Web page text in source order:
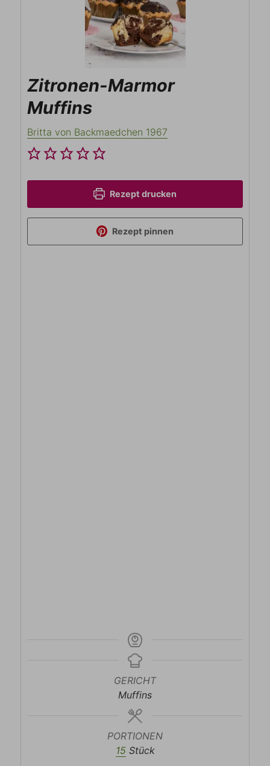
Zitronen-Marmor
Muffins
Britta von Backmaedchen 1967
Rezept drucken
Rezept pinnen
GERICHT
Muffins
PORTIONEN
15 Stück